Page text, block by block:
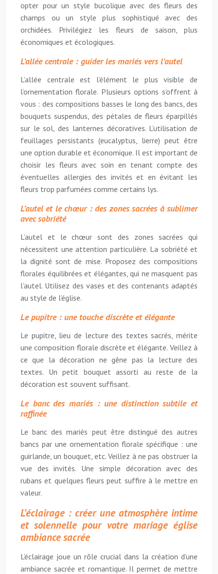
opter pour un style bucolique avec des fleurs des
champs ou un style plus sophistiqué avec des
orchidées. Privilégiez les fleurs de saison, plus
économiques et écologiques.
L’allée centrale : guider les mariés vers l’autel
L’allée centrale est l’élément le plus visible de
l’ornementation florale. Plusieurs options s’offrent à
vous : des compositions basses le long des bancs, des
bouquets suspendus, des pétales de fleurs éparpillés
sur le sol, des lanternes décoratives. L’utilisation de
feuillages persistants (eucalyptus, lierre) peut être
une option durable et économique. Il est important de
choisir les fleurs avec soin en tenant compte des
éventuelles allergies des invités et en évitant les
fleurs trop parfumées comme certains lys.
L’autel et le chœur : des zones sacrées à sublimer
avec sobriété
L’autel et le chœur sont des zones sacrées qui
nécessitent une attention particulière. La sobriété et
la dignité sont de mise. Proposez des compositions
florales équilibrées et élégantes, qui ne masquent pas
l’autel. Utilisez des vases et des contenants adaptés
au style de l’église.
Le pupitre : une touche discrète et élégante
Le pupitre, lieu de lecture des textes sacrés, mérite
une composition florale discrète et élégante. Veillez à
ce que la décoration ne gêne pas la lecture des
textes. Un petit bouquet assorti au reste de la
décoration est souvent suffisant.
Le banc des mariés : une distinction subtile et
raffinée
Le banc des mariés peut être distingué des autres
bancs par une ornementation florale spécifique : une
guirlande, un bouquet, etc. Veillez à ne pas obstruer la
vue des invités. Une simple décoration avec des
rubans et quelques fleurs peut suffire à le mettre en
valeur.
L’éclairage : créer une atmosphère intime
et solennelle pour votre mariage église
ambiance sacrée
L’éclairage joue un rôle crucial dans la création d’une
ambiance sacrée et romantique. Il permet de mettre